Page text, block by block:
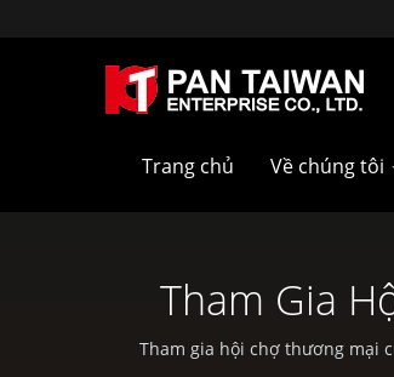
Trang chủ Về chúng tôi
Tham Gia
Đài Loan
Tham gia hội chợ thương mại